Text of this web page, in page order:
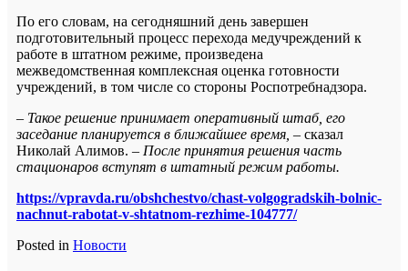
По его словам, на сегодняшний день завершен
подготовительный процесс перехода медучреждений к
работе в штатном режиме, произведена
межведомственная комплексная оценка готовности
учреждений, в том числе со стороны Роспотребнадзора.
– Такое решение принимает оперативный штаб, его
заседание планируется в ближайшее время, – сказал
Николай Алимов. – После принятия решения часть
стационаров вступят в штатный режим работы.
https://vpravda.ru/obshchestvo/chast-volgogradskih-bolnic-
nachnut-rabotat-v-shtatnom-rezhime-104777/
Posted in Новости